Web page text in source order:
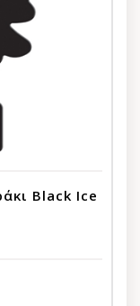
Black Ice